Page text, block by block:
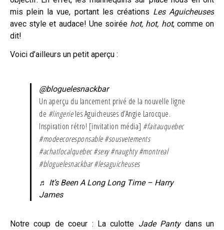
mis plein la vue, portant les créations Les Aguicheuses
avec style et audace! Une soirée hot, hot, hot, comme on
dit!
Voici d’ailleurs un petit aperçu :
@bloguelesnackbar
Un aperçu du lancement privé de la nouvelle ligne
de #lingerieles Aguicheuses d’Angie Larocque.
Inspiration rétro! [invitation média] #faitauquebec
#modeecoresponsable #sousvetements
#achatlocalquebec #sexy #naughty #montreal
#bloguelesnackbar #lesaguicheuses
♬ It’s Been A Long Long Time – Harry
James
Notre coup de coeur : La culotte Jade Pantydans un